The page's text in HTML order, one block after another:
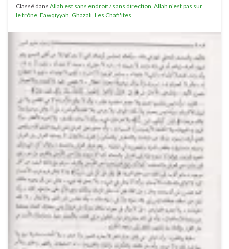
Classé dans Allah est sans endroit / sans direction, Allah n'est pas sur
le trône, Fawqiyyah, Ghazali, Les Chafi'ites